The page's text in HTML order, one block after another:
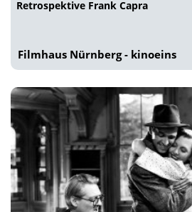
Retrospektive Frank Capra
Filmhaus Nürnberg - kinoeins